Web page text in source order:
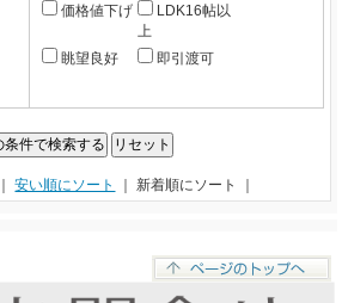
価格値下げ
LDK16帖以
上
眺望良好
即引渡可
｜安い順にソート ｜ 新着順にソート ｜